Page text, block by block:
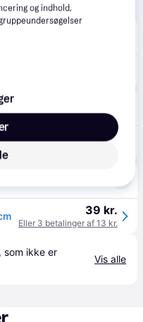
Trixie Flute With High Frequencyv 8 cm Black 29 kr.
39 kr.
Eller 3 betalinger af 13 kr.
, som ikke er
Vis alle
og indhold,